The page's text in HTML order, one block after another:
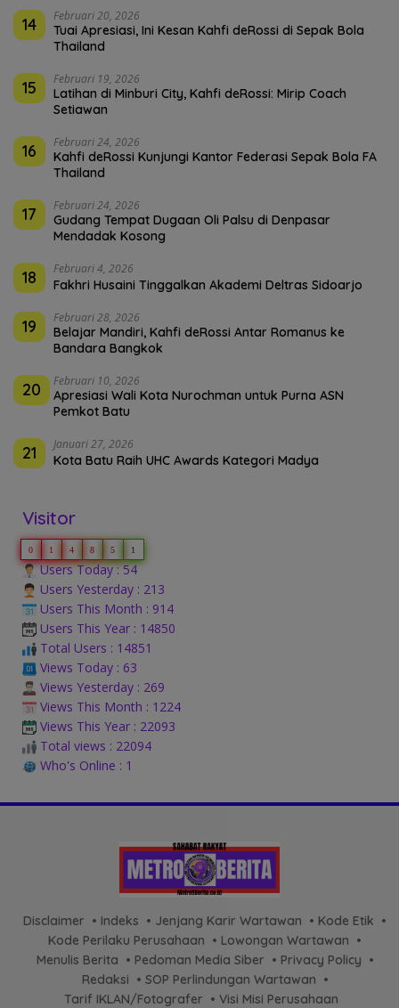
14 Februari 20, 2026
Tuai Apresiasi, Ini Kesan Kahfi deRossi di Sepak Bola
Thailand
15 Februari 19, 2026
Latihan di Minburi City, Kahfi deRossi: Mirip Coach
Setiawan
16 Februari 24, 2026
Kahfi deRossi Kunjungi Kantor Federasi Sepak Bola FA
Thailand
17 Februari 24, 2026
Gudang Tempat Dugaan Oli Palsu di Denpasar
Mendadak Kosong
18 Februari 4, 2026
Fakhri Husaini Tinggalkan Akademi Deltras Sidoarjo
19 Februari 28, 2026
Belajar Mandiri, Kahfi deRossi Antar Romanus ke
Bandara Bangkok
20 Februari 10, 2026
Apresiasi Wali Kota Nurochman untuk Purna ASN
Pemkot Batu
21 Januari 27, 2026
Kota Batu Raih UHC Awards Kategori Madya
Visitor
0 1 4 8 5 1
Users Today : 54
Users Yesterday : 213
Users This Month : 914
Users This Year : 14850
Total Users : 14851
Views Today : 63
Views Yesterday : 269
Views This Month : 1224
Views This Year : 22093
Total views : 22094
Who's Online : 1
Disclaimer Indeks Jenjang Karir Wartawan
Kode Etik
Kode Perilaku Perusahaan
Lowongan Wartawan
Menulis Berita
Pedoman Media Siber
Privacy Policy
Redaksi
SOP Perlindungan Wartawan
Tarif IKLAN/Fotografer
Visi Misi Perusahaan